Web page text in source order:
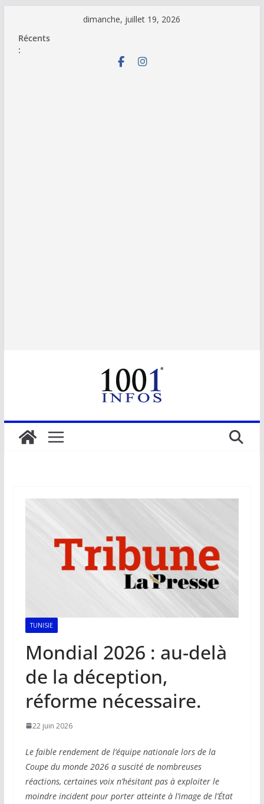
contenu
dimanche, juillet 19, 2026
Récents
:
TUNISIE
Mondial 2026 : au-delà
de la déception,
réforme nécessaire.
22 juin 2026
Le faible rendement de l’équipe nationale lors de la
Coupe du monde 2026 a suscité de nombreuses
réactions, certaines voix n’hésitant pas à exploiter le
moindre incident pour porter atteinte à l’image de l’État